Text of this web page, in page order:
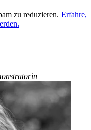
zu reduzieren. Erfahre,